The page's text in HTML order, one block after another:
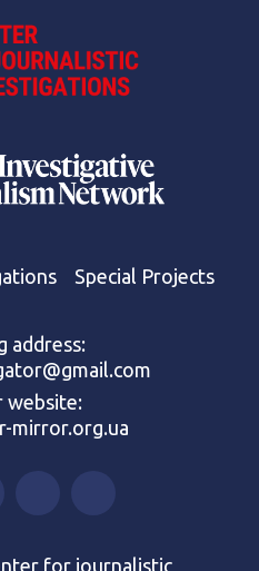
Special Projects
address:
website:
mirror.org.ua
for journalistic